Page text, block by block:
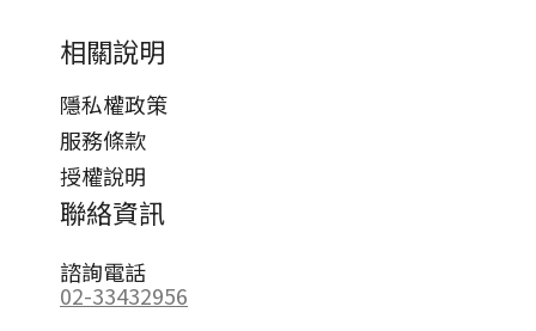
相關說明
隱私權政策
服務條款
授權說明
聯絡資訊
諮詢電話
02-33432956